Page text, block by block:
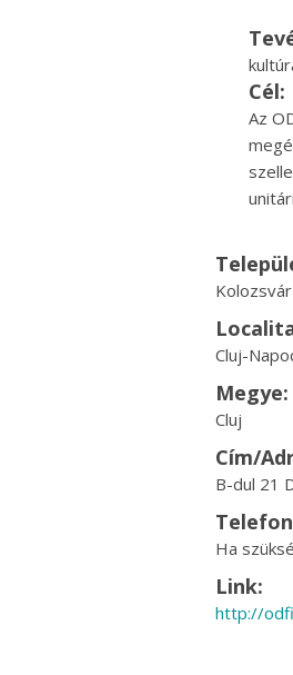
Cél:
Az
Kolozsvár
Cluj-
Megye:
Cluj
Cím/
B-dul 21
Ha
Link:
http://